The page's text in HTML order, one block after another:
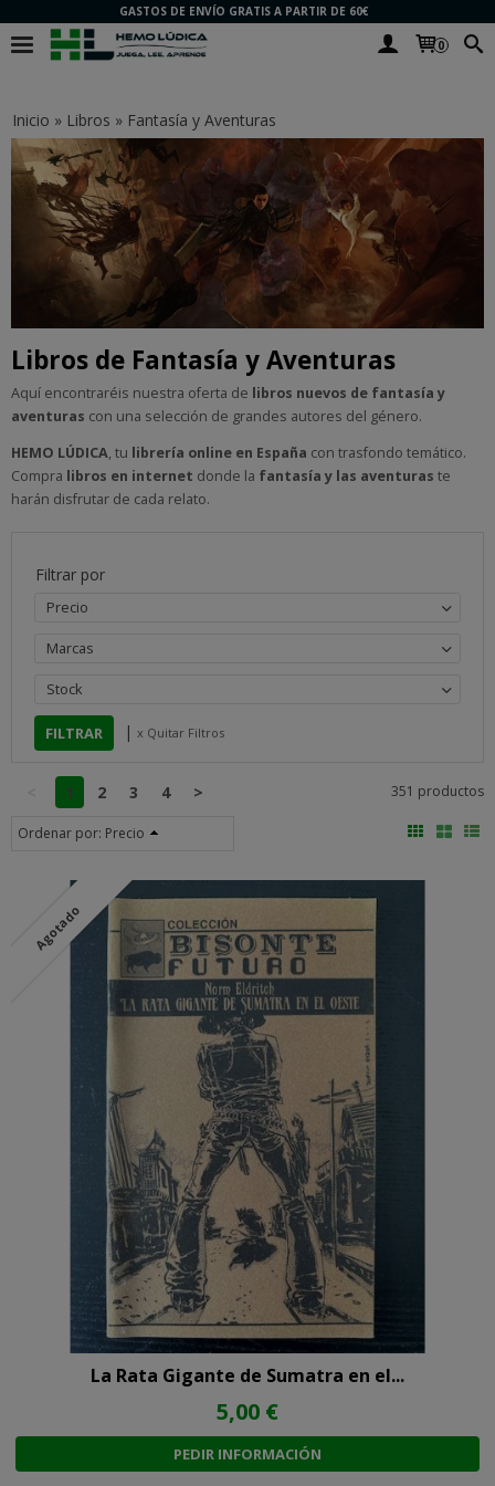
GASTOS DE ENVÍO GRATIS A PARTIR DE 60€
0
Inicio » Libros » Fantasía y Aventuras
Libros de Fantasía y Aventuras
Aquí encontraréis nuestra oferta de libros nuevos de fantasía y
aventuras con una selección de grandes autores del género.
HEMO LÚDICA, tu librería online en España con trasfondo temático.
Compra libros en internet donde la fantasía y las aventuras te
harán disfrutar de cada relato.
Filtrar por
Precio
Marcas
Stock
| x Quitar Filtros
1 2 3 4 > 351 productos
Ordenar por: Precio
Agotado
La Rata Gigante de Sumatra en el...
5,00 €
PEDIR INFORMACIÓN